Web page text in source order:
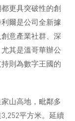
更具突破性的創
爾是公司全新據
意產業社群、深
其是溫哥華辦公
則為數字王國的
山高地，毗鄰多
平方米。延續